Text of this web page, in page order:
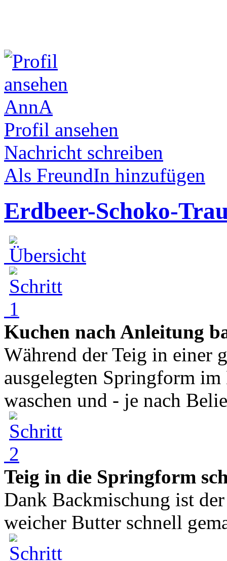
AnnA
Profil ansehen
Nachricht schreiben
Als FreundIn hinzufügen
Erdbeer-Schoko-
Kuchen nach Anleitung
Während der Teig in einer
ausgelegten Springform
waschen und - je nach
Teig in die Springform
Dank Backmischung ist
weicher Butter schnell